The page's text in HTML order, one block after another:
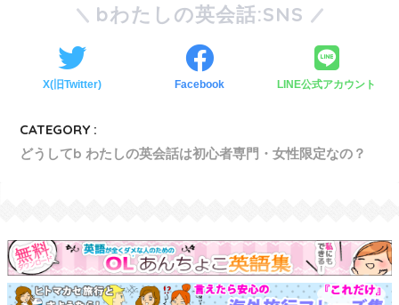
bわたしの英会話:SNS
X(旧Twitter) Facebook LINE公式アカウント
CATEGORY :
どうしてb わたしの英会話は初心者専門・女性限定なの？